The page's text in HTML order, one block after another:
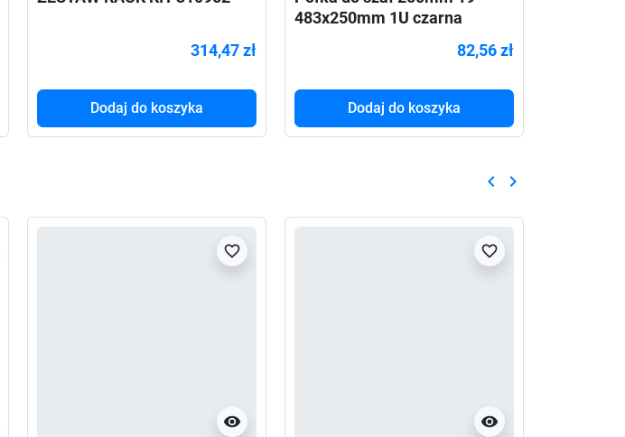
314,47 zł
Dodaj do koszyka
483x250mm 1U czarna
82,56 zł
Dodaj do koszyka
Poprzedni
keyboard_arrow_left Następny
keyboard_arrow_right
visibility
favorite_border
visibility
favorite_border